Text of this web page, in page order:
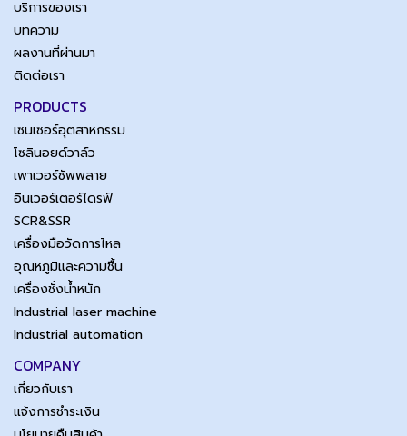
บริการของเรา
บทความ
ผลงานที่ผ่านมา
ติดต่อเรา
PRODUCTS
เซนเซอร์อุตสาหกรรม
โซลินอยด์วาล์ว
เพาเวอร์ซัพพลาย
อินเวอร์เตอร์ไดรฟ์
SCR&SSR
เครื่องมือวัดการไหล
อุณหภูมิและความชื้น
เครื่องชั่งน้ำหนัก
Industrial laser machine
Industrial automation
COMPANY
เกี่ยวกับเรา
แจ้งการชำระเงิน